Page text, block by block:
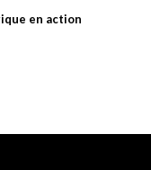
en action